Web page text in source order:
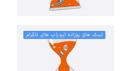
تسک های روزانه ایردراپ های تلگرام